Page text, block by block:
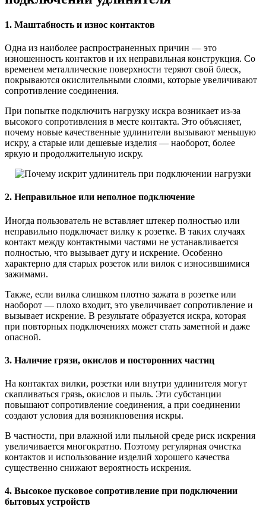
1. Маштабность и износ контактов
Одна из наиболее распространенных причин — это
изношенность контактов и их неправильная конструкция. Со
временем металлические поверхности теряют свой блеск,
покрываются окислительными слоями, которые увеличивают
сопротивление соединения.
При попытке подключить нагрузку искра возникает из-за
высокого сопротивления в месте контакта. Это объясняет,
почему новые качественные удлинители вызывают меньшую
искру, а старые или дешевые изделия — наоборот, более
яркую и продолжительную искру.
2. Неправильное или неполное подключение
Иногда пользователь не вставляет штекер полностью или
неправильно подключает вилку к розетке. В таких случаях
контакт между контактными частями не устанавливается
полностью, что вызывает дугу и искрение. Особенно
характерно для старых розеток или вилок с износившимися
зажимами.
Также, если вилка слишком плотно зажата в розетке или
наоборот — плохо входит, это увеличивает сопротивление и
вызывает искрение. В результате образуется искра, которая
при повторных подключениях может стать заметной и даже
опасной.
3. Наличие грязи, окислов и посторонних частиц
На контактах вилки, розетки или внутри удлинителя могут
скапливаться грязь, окислов и пыль. Эти субстанции
повышают сопротивление соединения, а при соединении
создают условия для возникновения искры.
В частности, при влажной или пыльной среде риск искрения
увеличивается многократно. Поэтому регулярная очистка
контактов и использование изделий хорошего качества
существенно снижают вероятность искрения.
4. Высокое пусковое сопротивление при подключении
бытовых устройств